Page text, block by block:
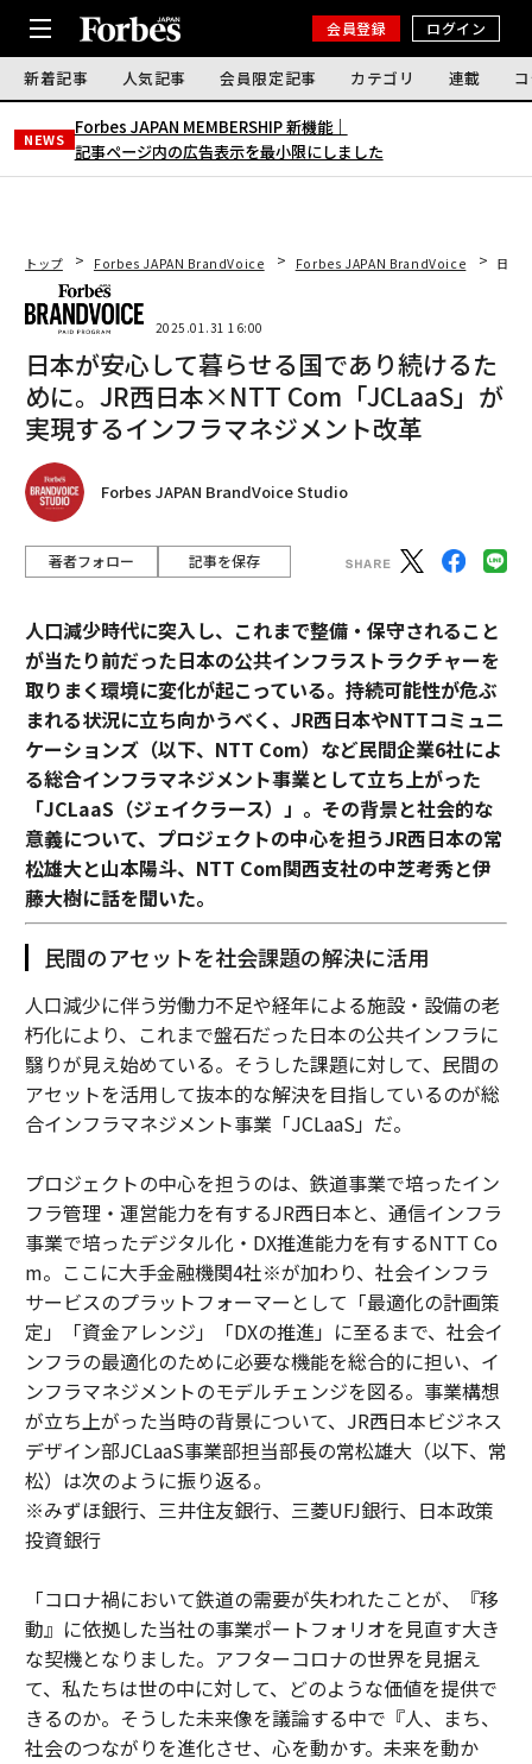
会員登録 ログイン
新着記事 人気記事 会員限定記事 カテゴリ 連載
NEWS
Forbes JAPAN MEMBERSHIP 新機能｜
記事ページ内の広告表示を最小限にしました
トップ Forbes JAPAN BrandVoice Forbes JAPAN BrandVoice 日本
2025.01.31 16:00
日本が安心して暮らせる国であり続けるた
めに。JR西日本×NTT Com「JCLaaS」が
実現するインフラマネジメント改革
Forbes JAPAN BrandVoice Studio
著者フォロー 記事を保存
人口減少時代に突入し、これまで整備・保守されること
が当たり前だった日本の公共インフラストラクチャーを
取りまく環境に変化が起こっている。持続可能性が危ぶ
まれる状況に立ち向かうべく、JR西日本やNTTコミュニ
ケーションズ（以下、NTT Com）など民間企業6社によ
る総合インフラマネジメント事業として立ち上がった
「JCLaaS（ジェイクラース）」。その背景と社会的な
意義について、プロジェクトの中心を担うJR西日本の常
松雄大と山本陽斗、NTT Com関西支社の中芝考秀と伊
藤大樹に話を聞いた。
民間のアセットを社会課題の解決に活用
人口減少に伴う労働力不足や経年による施設・設備の老
朽化により、これまで盤石だった日本の公共インフラに
翳りが見え始めている。そうした課題に対して、民間の
アセットを活用して抜本的な解決を目指しているのが総
合インフラマネジメント事業「JCLaaS」だ。
プロジェクトの中心を担うのは、鉄道事業で培ったイン
フラ管理・運営能力を有するJR西日本と、通信インフラ
事業で培ったデジタル化・DX推進能力を有するNTT Co
m。ここに大手金融機関4社※が加わり、社会インフラ
サービスのプラットフォーマーとして「最適化の計画策
定」「資金アレンジ」「DXの推進」に至るまで、社会イ
ンフラの最適化のために必要な機能を総合的に担い、イ
ンフラマネジメントのモデルチェンジを図る。事業構想
が立ち上がった当時の背景について、JR西日本ビジネス
デザイン部JCLaaS事業部担当部長の常松雄大（以下、常
松）は次のように振り返る。
※みずほ銀行、三井住友銀行、三菱UFJ銀行、日本政策
投資銀行
「コロナ禍において鉄道の需要が失われたことが、『移
動』に依拠した当社の事業ポートフォリオを見直す大き
な契機となりました。アフターコロナの世界を見据え
て、私たちは世の中に対して、どのような価値を提供で
きるのか。そうした未来像を議論する中で『人、まち、
社会のつながりを進化させ、心を動かす。未来を動か